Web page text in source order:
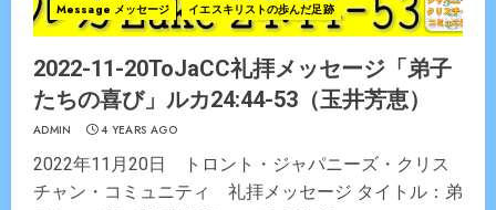
Message メッセージ イエスキリストの歩んだ足跡
2022-11-20ToJaCC礼拝メッセージ「弟子
たちの喜び」ルカ24:44-53（玉井芳恵）
ADMIN 4 YEARS AGO
2022年11月20日 トロント・ジャパニーズ・クリス
チャン・コミュニティ 礼拝メッセージ タイトル：弟